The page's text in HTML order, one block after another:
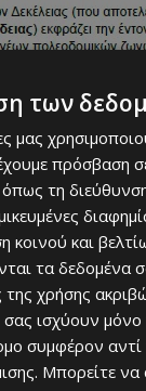
των
μας
πρόσβαση
τη
κοινού και
τα δεδομένα
χρήσης
σας ισχύουν
συμφέρον αντί
. Μπορείτε να